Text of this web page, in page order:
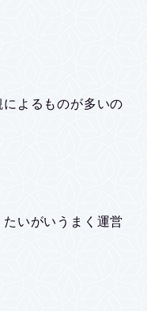
よるものが多いの
いがいうまく運営